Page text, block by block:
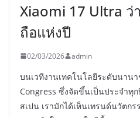
Xiaomi 17 Ultra ว่
ถือแห่งปี
02/03/2026 admin
บนเวทีงานเทคโนโลยีระดับนาน
Congress ซึ่งจัดขึ้นเป็นประจำทุ
สเปน เรามักได้เห็นเทรนด์นวัตก